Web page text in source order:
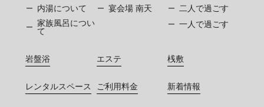
内湯について
家族風呂につい
て
宴会場 南天
二人で過ごす
一人で過ごす
岩盤浴 エステ 桟敷
レンタルスペース ご利用料金 新着情報